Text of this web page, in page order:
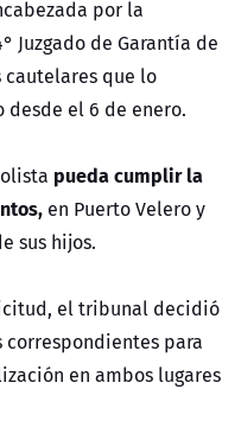
por la
Juzgado de Garantía de
que lo
el 6 de enero.
pueda cumplir la
en Puerto Velero y
sus hijos.
el tribunal decidió
para
en ambos lugares